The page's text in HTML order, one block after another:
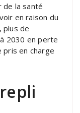
de la santé
en raison du
plus de
2030 en perte
pris en charge